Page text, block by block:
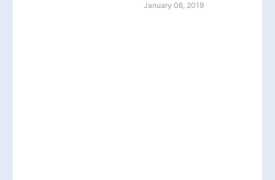
January 06, 2019